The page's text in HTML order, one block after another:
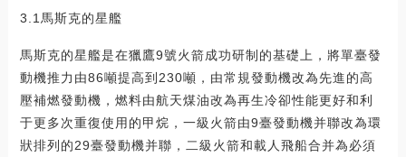
3.1馬斯克的星艦
馬斯克的星艦是在獵鷹9號火箭成功研制的基礎上，將單臺發
動機推力由86噸提高到230噸，由常規發動機改為先進的高
壓補燃發動機，燃料由航天煤油改為再生冷卻性能更好和利
于更多次重復使用的甲烷，一級火箭由9臺發動機并聯改為環
狀排列的29臺發動機并聯，二級火箭和載人飛船合并為必須